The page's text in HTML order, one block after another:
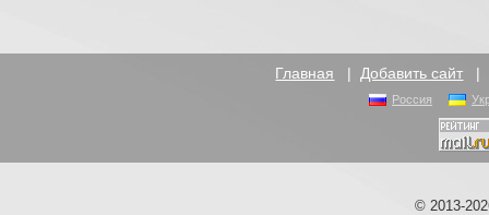
Главная | Добавить сайт |
Россия
© 2013-